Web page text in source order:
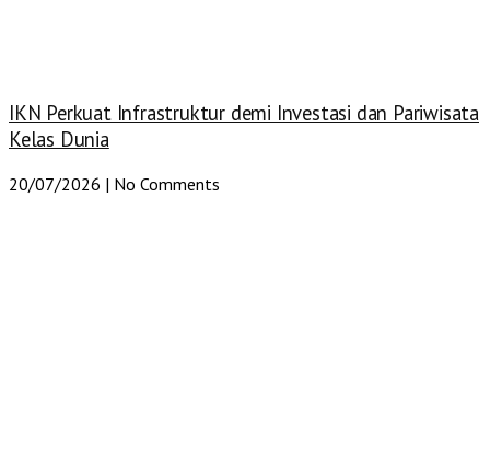
IKN Perkuat Infrastruktur demi Investasi dan Pariwisata
Kelas Dunia
20/07/2026 No Comments